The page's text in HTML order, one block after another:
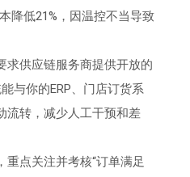
降低21%，因温控不当导致
求供应链服务商提供开放的
与你的ERP、门店订货系
流转，减少人工干预和差
重点关注并考核“订单满足